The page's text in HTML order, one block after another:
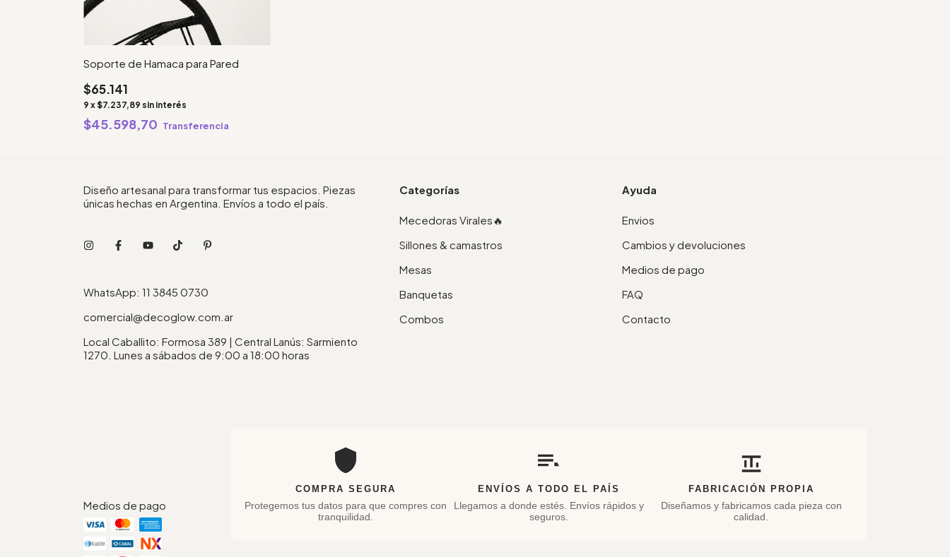
Soporte de Hamaca para Pared
$65.141
9 x$7.237,89 sin interés
$45.598,70 Transferencia
Diseño artesanal para transformar tus espacios. Piezas
únicas hechas en Argentina. Envíos a todo el país.
WhatsApp: 11 3845 0730
comercial@decoglow.com.ar
Local Caballito: Formosa 389 | Central Lanús: Sarmiento
1270. Lunes a sábados de 9:00 a 18:00 horas
Categorías
Mecedoras Virales🔥
Sillones & camastros
Mesas
Banquetas
Combos
Ayuda
Envios
Cambios y devoluciones
Medios de pago
FAQ
Contacto
Medios de pago
COMPRA SEGURA
Protegemos tus datos para que compres con
tranquilidad.
ENVÍOS A TODO EL PAÍS
Llegamos a donde estés. Envíos rápidos y
seguros.
FABRICACIÓN PROPIA
Diseñamos y fabricamos cada pieza con
calidad.